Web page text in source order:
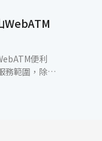
WebATM
便利
務範圍，除原